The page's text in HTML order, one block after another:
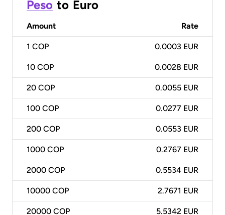
Peso to Euro
Amount Rate
1 COP 0.0003 EUR
10 COP 0.0028 EUR
20 COP 0.0055 EUR
100 COP 0.0277 EUR
200 COP 0.0553 EUR
1000 COP 0.2767 EUR
2000 COP 0.5534 EUR
10000 COP 2.7671 EUR
20000 COP 5.5342 EUR